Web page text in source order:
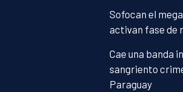
Sofocan el
activan fase de
Cae una banda
sangriento
Paraguay